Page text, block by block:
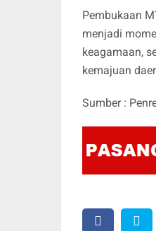
Pembukaan
menjadi
keagamaan,
kemajuan
Sumber :